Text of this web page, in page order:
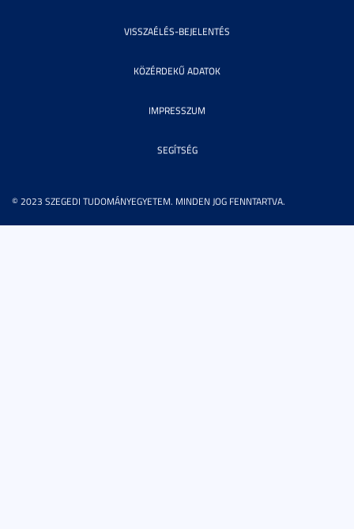
© 2023 SZEGEDI TUDOMÁNYEGYETEM. MINDEN JOG FENNTARTVA.
VISSZAÉLÉS-BEJELENTÉS
KÖZÉRDEKŰ ADATOK
IMPRESSZUM
SEGÍTSÉG